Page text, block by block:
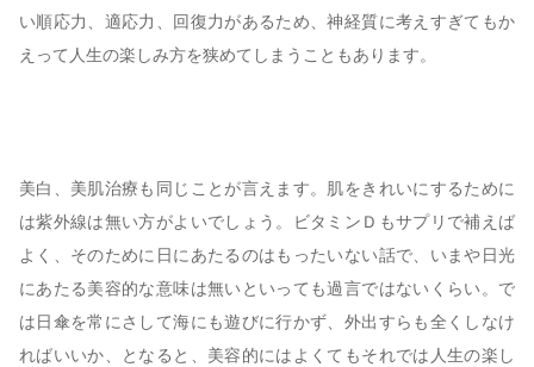
い順応力、適応力、回復力があるため、神経質に考えすぎてもか
えって人生の楽しみ方を狭めてしまうこともあります。
美白、美肌治療も同じことが言えます。肌をきれいにするために
は紫外線は無い方がよいでしょう。ビタミンＤもサプリで補えば
よく、そのために日にあたるのはもったいない話で、いまや日光
にあたる美容的な意味は無いといっても過言ではないくらい。で
は日傘を常にさして海にも遊びに行かず、外出すらも全くしなけ
ればいいか、となると、美容的にはよくてもそれでは人生の楽し